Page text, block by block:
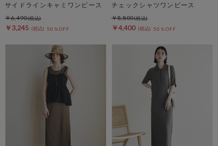
サイドラインキャミワンピース
￥3,245 50％OFF
￥6,490
チェックシャツワンピース
￥4,400 50％OFF
￥8,800